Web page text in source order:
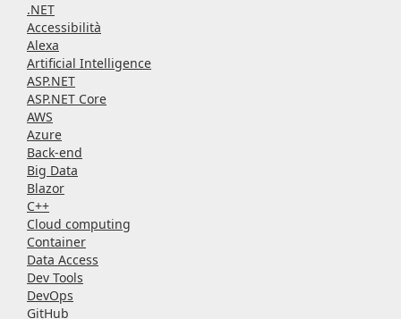
.NET
Accessibilità
Alexa
Artificial Intelligence
ASP.NET
ASP.NET Core
AWS
Azure
Back-end
Big Data
Blazor
C++
Cloud computing
Container
Data Access
Dev Tools
DevOps
GitHub